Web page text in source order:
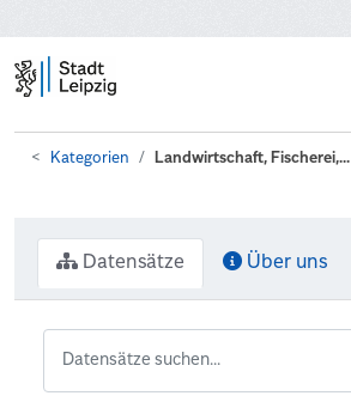
Kategorien Landwirtschaft, Fischerei,...
Datensätze Über uns